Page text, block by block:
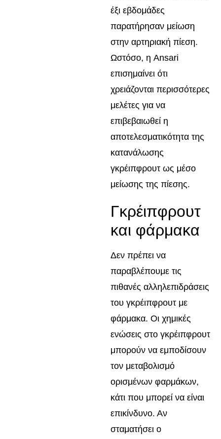
έξι εβδομάδες
παρατήρησαν μείωση
στην αρτηριακή πίεση.
Ωστόσο, η Ansari
επισημαίνει ότι
χρειάζονται περισσότερες
μελέτες για να
επιβεβαιωθεί η
αποτελεσματικότητα της
κατανάλωσης
γκρέιπφρουτ ως μέσο
μείωσης της πίεσης.
Γκρέιπφρουτ
και φάρμακα
Δεν πρέπει να
παραβλέπουμε τις
πιθανές αλληλεπιδράσεις
του γκρέιπφρουτ με
φάρμακα. Οι χημικές
ενώσεις στο γκρέιπφρουτ
μπορούν να εμποδίσουν
τον μεταβολισμό
ορισμένων φαρμάκων,
κάτι που μπορεί να είναι
επικίνδυνο. Αν
σταματήσει ο